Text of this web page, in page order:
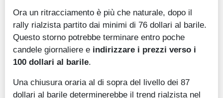
Ora un ritracciamento è più che naturale, dopo il
rally rialzista partito dai minimi di 76 dollari al barile.
Questo storno potrebbe terminare entro poche
candele giornaliere e indirizzare i prezzi verso i
100 dollari al barile.
Una chiusura oraria al di sopra del livello dei 87
dollari al barile determinerebbe il trend rialzista nel